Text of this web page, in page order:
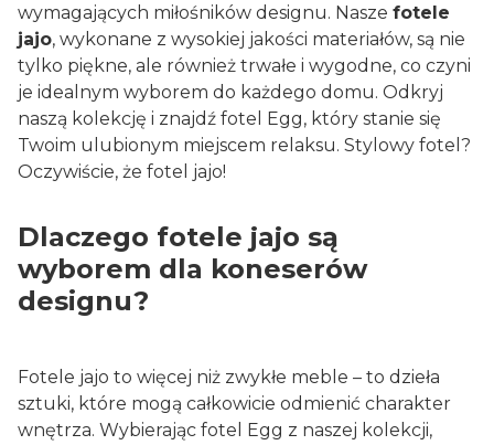
wymagających miłośników designu. Nasze fotele
jajo, wykonane z wysokiej jakości materiałów, są nie
tylko piękne, ale również trwałe i wygodne, co czyni
je idealnym wyborem do każdego domu. Odkryj
naszą kolekcję i znajdź fotel Egg, który stanie się
Twoim ulubionym miejscem relaksu. Stylowy fotel?
Oczywiście, że fotel jajo!
Dlaczego fotele jajo są
wyborem dla koneserów
designu?
Fotele jajo to więcej niż zwykłe meble – to dzieła
sztuki, które mogą całkowicie odmienić charakter
wnętrza. Wybierając fotel Egg z naszej kolekcji,